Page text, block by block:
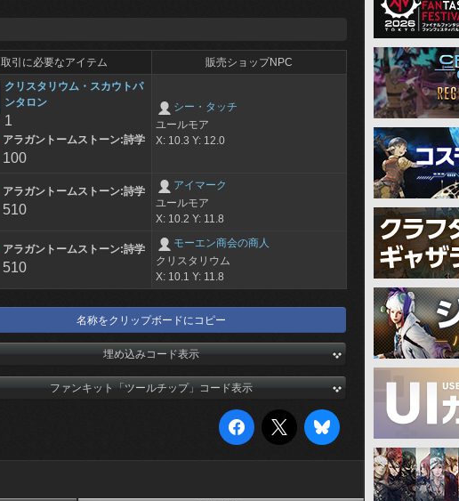
取引に必要なアイテム
販売ショップNPC
クリスタリウム・スカウトパ
ンタロン
1
アラガントームストーン:詩学
100
シー・タッチ
ユールモア
X: 10.3 Y: 12.0
アラガントームストーン:詩学
510
アイマーク
ユールモア
X: 10.2 Y: 11.8
アラガントームストーン:詩学
510
モーエン商会の商人
クリスタリウム
X: 10.1 Y: 11.8
名称をクリップボードにコピー
埋め込みコード表示
ファンキット「ツールチップ」コード表示